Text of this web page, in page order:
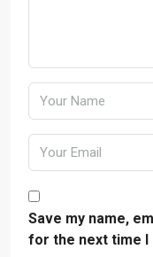
Save my name,
for the next time I